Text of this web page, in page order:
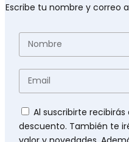
Escribe tu nombre y correo
Nombre
Email
Políticas
Al suscribirte
descuento. También te